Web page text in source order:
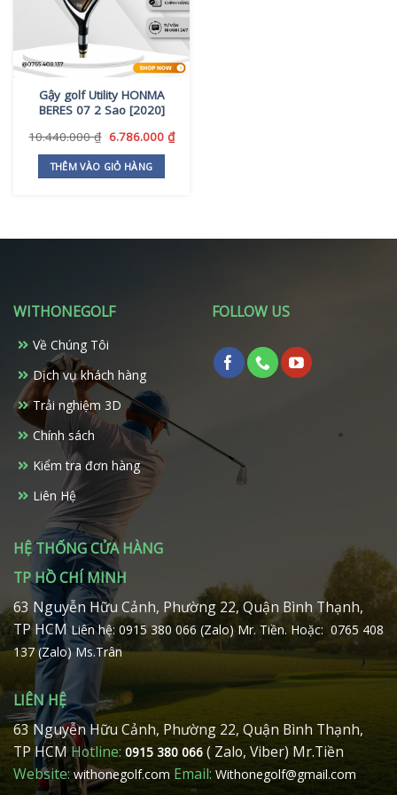
Gậy golf Utility HONMA
BERES 07 2 Sao [2020]
10.440.000₫ Giá
là:
10.440.000 ₫.
6.786.000 ₫Giá
THÊM VÀO GIỎ HÀNG
WITHONEGOLF
Về Chúng Tôi
Dịch vụ khách hàng
Trải nghiệm 3D
Chính sách
Kiểm tra đơn hàng
Liên Hệ
FOLLOW US
HỆ THỐNG CỬA HÀNG
TP HỒ CHÍ MINH
63 Nguyễn Hữu Cảnh, Phường 22, Quận Bình Thạnh,
TP HCMLiên hệ: 0915 380 066 (Zalo) Mr. Tiền. Hoặc: 0765 408
137 (Zalo) Ms.Trân
LIÊN HỆ
63 Nguyễn Hữu Cảnh, Phường 22, Quận Bình Thạnh,
TP HCMHotline: 0915 380 066 ( Zalo, Viber) Mr.Tiền
Website:withonegolf.com Email: Withonegolf@gmail.com